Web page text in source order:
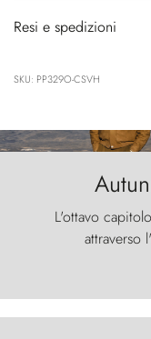
Resi e spedizioni
SKU: PP329O-CSVH
L'ottavo
attraverso
primordiale,
furia
cielo